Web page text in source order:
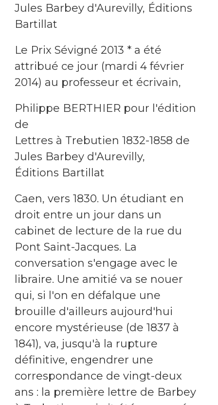
Jules Barbey d'Aurevilly, Éditions
Bartillat
Le Prix Sévigné 2013 * a été
attribué ce jour (mardi 4 février
2014) au professeur et écrivain,
Philippe BERTHIER pour l'édition
de
Lettres à Trebutien 1832-1858 de
Jules Barbey d'Aurevilly,
Éditions Bartillat
Caen, vers 1830. Un étudiant en
droit entre un jour dans un
cabinet de lecture de la rue du
Pont Saint-Jacques. La
conversation s'engage avec le
libraire. Une amitié va se nouer
qui, si l'on en défalque une
brouille d'ailleurs aujourd'hui
encore mystérieuse (de 1837 à
1841), va, jusqu'à la rupture
définitive, engendrer une
correspondance de vingt-deux
ans : la première lettre de Barbey